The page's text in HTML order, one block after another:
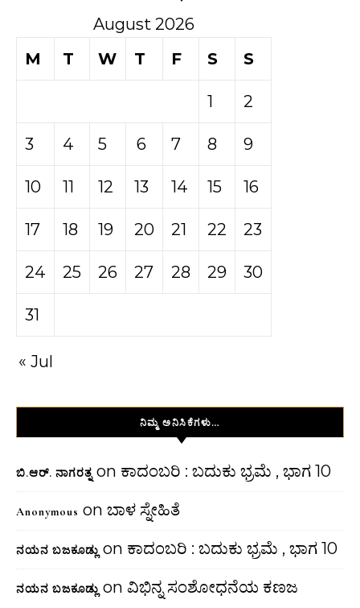
August 2026
M
T W T F S S
1 2
3 4 5 6 7 8 9
10 11 12 13 14 15 16
17 18 19 20 21 22 23
24 25 26 27 28 29 30
31
« Jul
ನಿಮ್ಮ ಅನಿಸಿಕೆಗಳು…
ಬಿ.ಆರ್. ನಾಗರತ್ನ on ಕಾದಂಬರಿ : ಬದುಕು ಭ್ರಮೆ , ಭಾಗ 10
Anonymous on ಬಾಳ ಸ್ನೇಹಿತೆ
ನಯನ ಬಜಕೂಡ್ಲು on ಕಾದಂಬರಿ : ಬದುಕು ಭ್ರಮೆ , ಭಾಗ 10
ನಯನ ಬಜಕೂಡ್ಲು on ವಿಭಿನ್ನ ಸಂಶೋಧನೆಯ ಕಣಜ